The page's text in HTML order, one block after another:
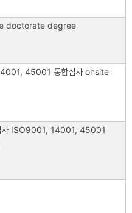
doctorate degree
45001 통합심사 onsite
사 ISO9001, 14001, 45001